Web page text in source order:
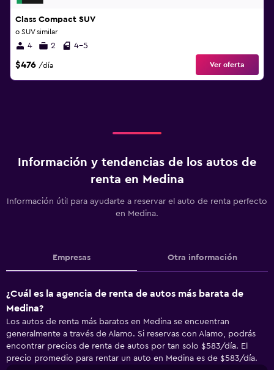
Class Compact SUV
o SUV similar
4 2 4-5
$476 /día Ver oferta
Información y tendencias de los autos de
renta en Medina
Información útil para ayudarte a reservar el auto de renta perfecto
en Medina.
Empresas Otra información
¿Cuál es la agencia de renta de autos más barata de
Medina?
Los autos de renta más baratos en Medina se encuentran
generalmente a través de Alamo. Si reservas con Alamo, podrás
encontrar precios de renta de autos por tan solo $583/día. El
precio promedio para rentar un auto en Medina es de $583/día.